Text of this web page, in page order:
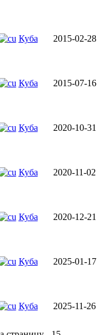
Куба 2015-02-28
Куба 2015-07-16
Куба 2020-10-31
Куба 2020-11-02
Куба 2020-12-21
Куба 2025-01-17
Куба 2025-11-26